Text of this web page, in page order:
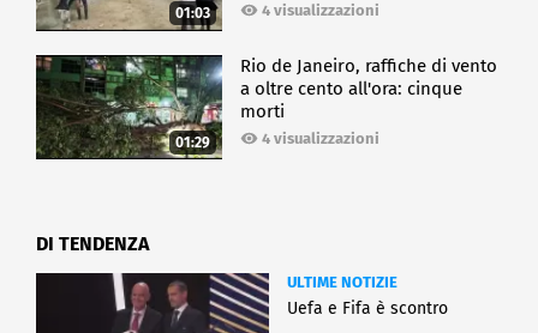
01:03 4 visualizzazioni
01:29
Rio de Janeiro, raffiche di vento
a oltre cento all'ora: cinque
morti
4 visualizzazioni
DI TENDENZA
ULTIME NOTIZIE
Uefa e Fifa è scontro